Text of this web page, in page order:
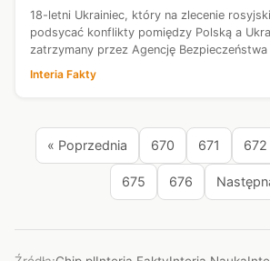
18-letni Ukrainiec, który na zlecenie
podsycać konflikty pomiędzy Polską a
zatrzymany przez Agencję Bezpieczeństwa
sławiące UPA i Banderę" - pr...
Interia Fakty
« Poprzednia 670 671 672
675 676